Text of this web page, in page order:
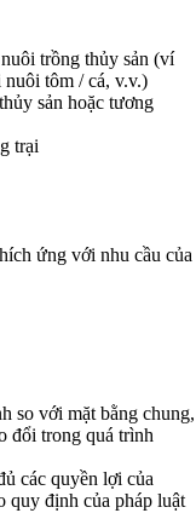
trồng thủy sản (ví
nuôi tôm / cá, v.v.)
sản hoặc tương
trại
ứng với nhu cầu của
so với mặt bằng chung,
đổi trong quá trình
các quyền lợi của
quy định của pháp luật